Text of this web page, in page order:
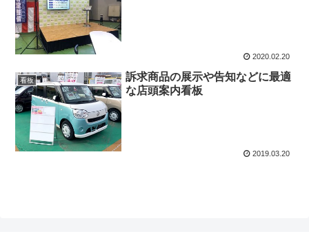
2020.02.20
看板
訴求商品の展示や告知などに最適
な店頭案内看板
2019.03.20